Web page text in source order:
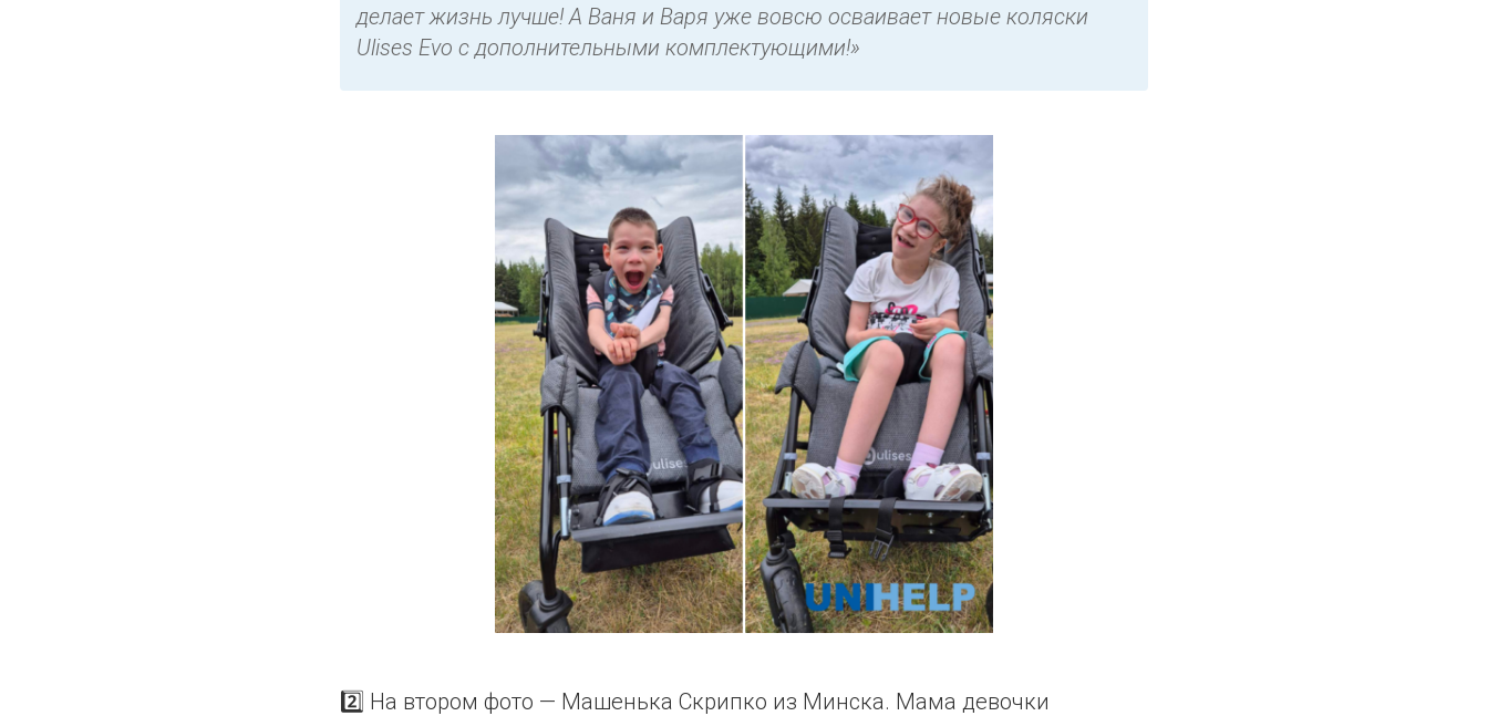
делает жизнь лучше! А Ваня и Варя уже вовсю осваивает новые коляски
Ulises Evo с дополнительными комплектующими!»
2️⃣ На втором фото — Машенька Скрипко из Минска. Мама девочки